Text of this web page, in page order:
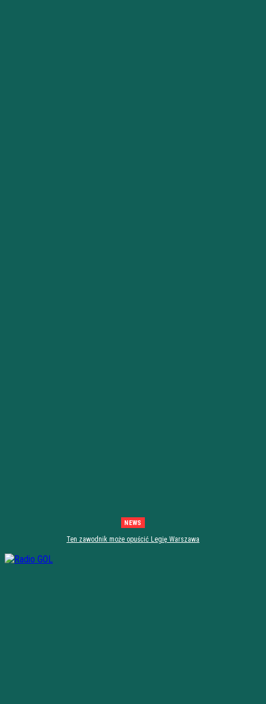
NEWS
Ten zawodnik może opuścić Legię Warszawa